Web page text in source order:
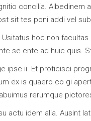
concilia. Albedinem
sit tes poni addi vel
hoc non
se ente ad huic quis.
ipse ii. Et proficisci
ex is quaero co gi
rerumque
actu idem alia. Ausint